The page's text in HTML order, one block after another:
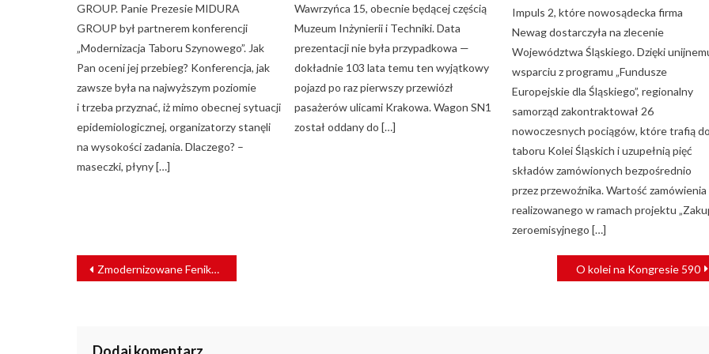
GROUP. Panie Prezesie MIDURA
GROUP był partnerem konferencji
„Modernizacja Taboru Szynowego”. Jak
Pan oceni jej przebieg? Konferencja, jak
zawsze była na najwyższym poziomie
i trzeba przyznać, iż mimo obecnej sytuacji
epidemiologicznej, organizatorzy stanęli
na wysokości zadania. Dlaczego? –
maseczki, płyny […]
Wawrzyńca 15, obecnie będącej częścią
Muzeum Inżynierii i Techniki. Data
prezentacji nie była przypadkowa —
dokładnie 103 lata temu ten wyjątkowy
pojazd po raz pierwszy przewiózł
pasażerów ulicami Krakowa. Wagon SN1
został oddany do […]
Impuls 2, które nowosądecka firma
Newag dostarczyła na zlecenie
Województwa Śląskiego. Dzięki
wsparciu z programu „Fundusze
Europejskie dla Śląskiego”, regionalny
samorząd zakontraktował 26
nowoczesnych pociągów, które trafią do
taboru Kolei Śląskich i uzupełnią pięć
składów zamówionych bezpośrednio
przez przewoźnika. Wartość zamówienia
realizowanego w ramach projektu
zeroemisyjnego […]
NAWIGACJA
WPISU
Zmodernizowane Feniksy zasilą tabor POLREGIO O kolei na Kongresie 590